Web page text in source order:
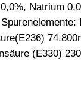
Natrium
(E330)